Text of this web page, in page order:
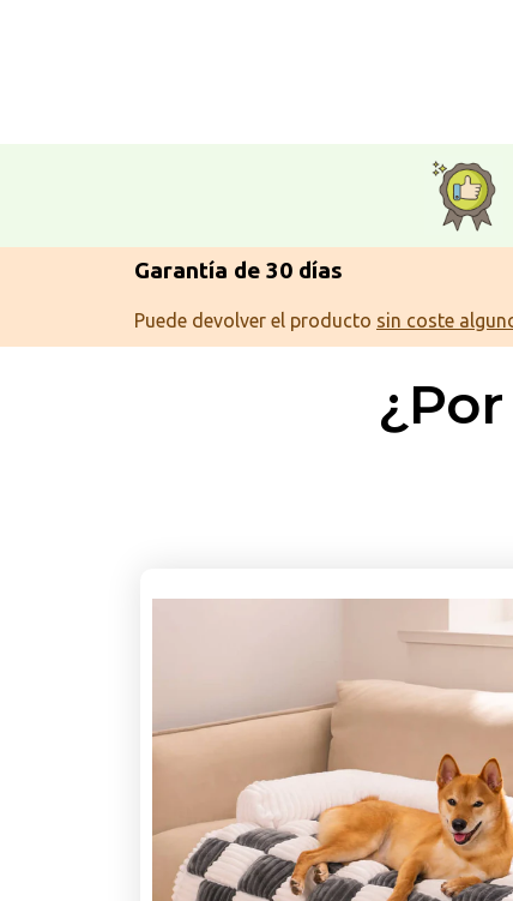
Garantía de 30 días
Puede devolver el producto sin coste